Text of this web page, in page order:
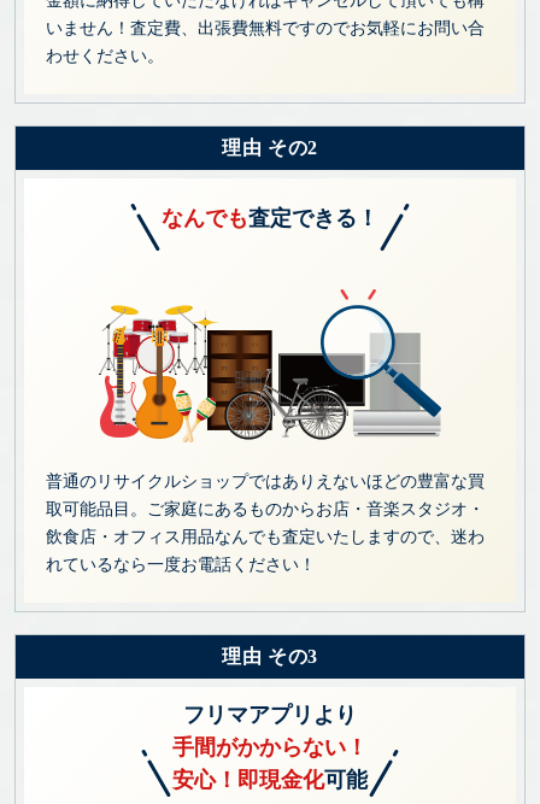
いません！査定費、出張費無料ですのでお気軽にお問い合
わせください。
理由 その2
なんでも査定できる！
普通のリサイクルショップではありえないほどの豊富な買
取可能品目。ご家庭にあるものからお店・音楽スタジオ・
飲食店・オフィス用品なんでも査定いたしますので、迷わ
れているなら一度お電話ください！
理由 その3
フリマアプリより
手間がかからない！
安心！即現金化可能